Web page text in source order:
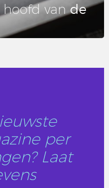
hoofd vande
per
Laat